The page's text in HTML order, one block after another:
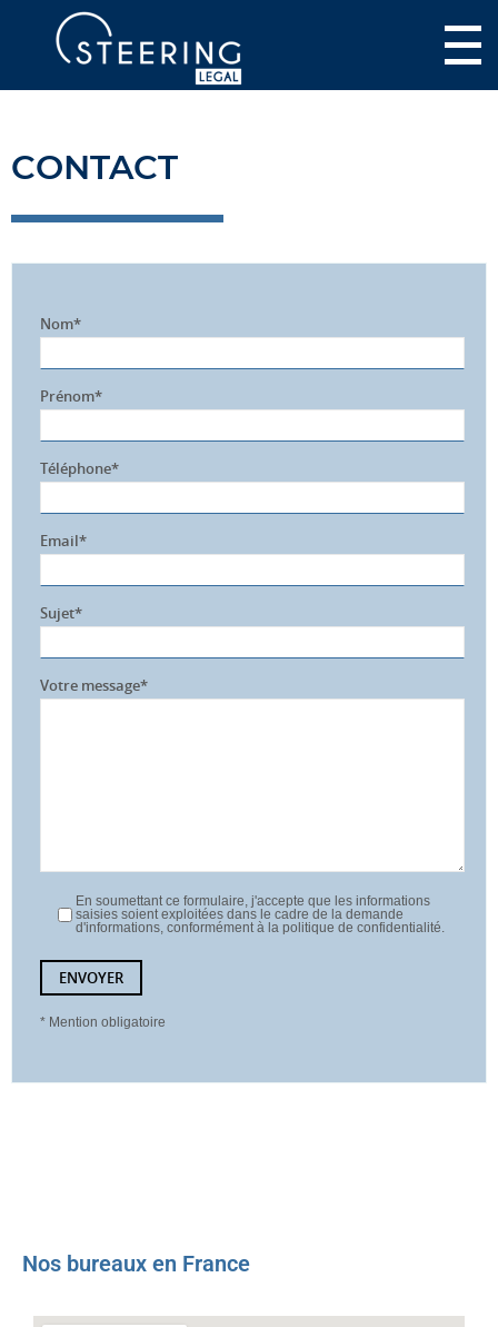
CONTACT
Nom*
Prénom*
Téléphone*
Email*
Sujet*
Votre message*
En soumettant ce formulaire, j'accepte que les informations
saisies soient exploitées dans le cadre de la demande
d'informations, conformément à la politique de confidentialité.
* Mention obligatoire
Nos bureaux en France